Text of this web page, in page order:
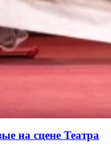
на сцене Театра